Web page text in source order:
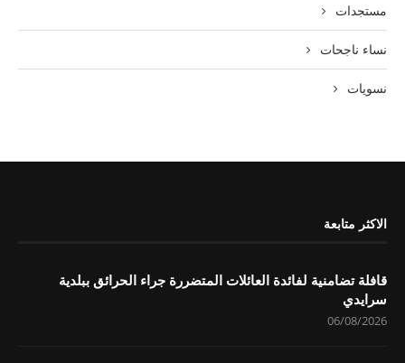
مستجدات
نساء ناجحات
نسويات
الاكثر متابعة
قافلة تضامنية لفائدة العائلات المتضررة جراء الحرائق ببلدية
سرايدي
06/08/2026